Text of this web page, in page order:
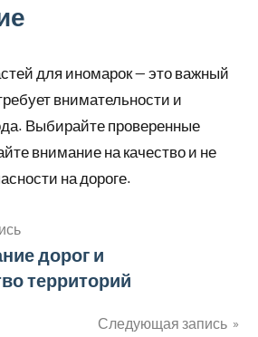
для иномарок — это важный
внимательности и
Выбирайте проверенные
внимание на качество и не
на дороге.
дорог и
территорий
Следующая запись